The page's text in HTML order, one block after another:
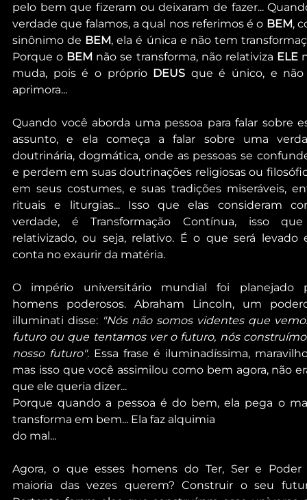
pelo bem que fizeram ou deixaram de fazer...
verdade que falamos, a qual nos referimos é o BEM,
sinônimo de BEM, ela é única e não tem
Porque o BEM não se transforma, não relativiza ELE
muda, pois é o próprio DEUS que é único, e não
aprimora...
Quando você aborda uma pessoa para falar sobre
assunto, e ela começa a falar sobre uma
doutrinária, dogmática, onde as pessoas se
e perdem em suas doutrinações religiosas ou
em seus costumes, e suas tradições miseráveis,
rituais e liturgias... Isso que elas consideram
verdade, é Transformação Contínua, isso
relativizado, ou seja, relativo. É o que será levado
conta no exaurir da matéria.
O império universitário mundial foi planejado
homens poderosos. Abraham Lincoln, um
illuminati disse: "Nós não somos videntes que
futuro ou que tentamos ver o futuro, nós
nosso futuro". Essa frase é iluminadíssima,
mas isso que você assimilou como bem agora, não
que ele queria dizer...
Porque quando a pessoa é do bem, ela pega o
transforma em bem... Ela faz alquimia
do mal...
Agora, o que esses homens do Ter, Ser e Poder
maioria das vezes querem? Construir o seu